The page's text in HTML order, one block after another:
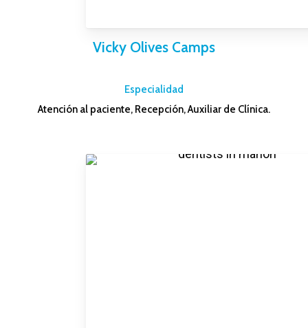
Vicky Olives Camps
Especialidad
Atención al paciente, Recepción, Auxiliar de Clínica.